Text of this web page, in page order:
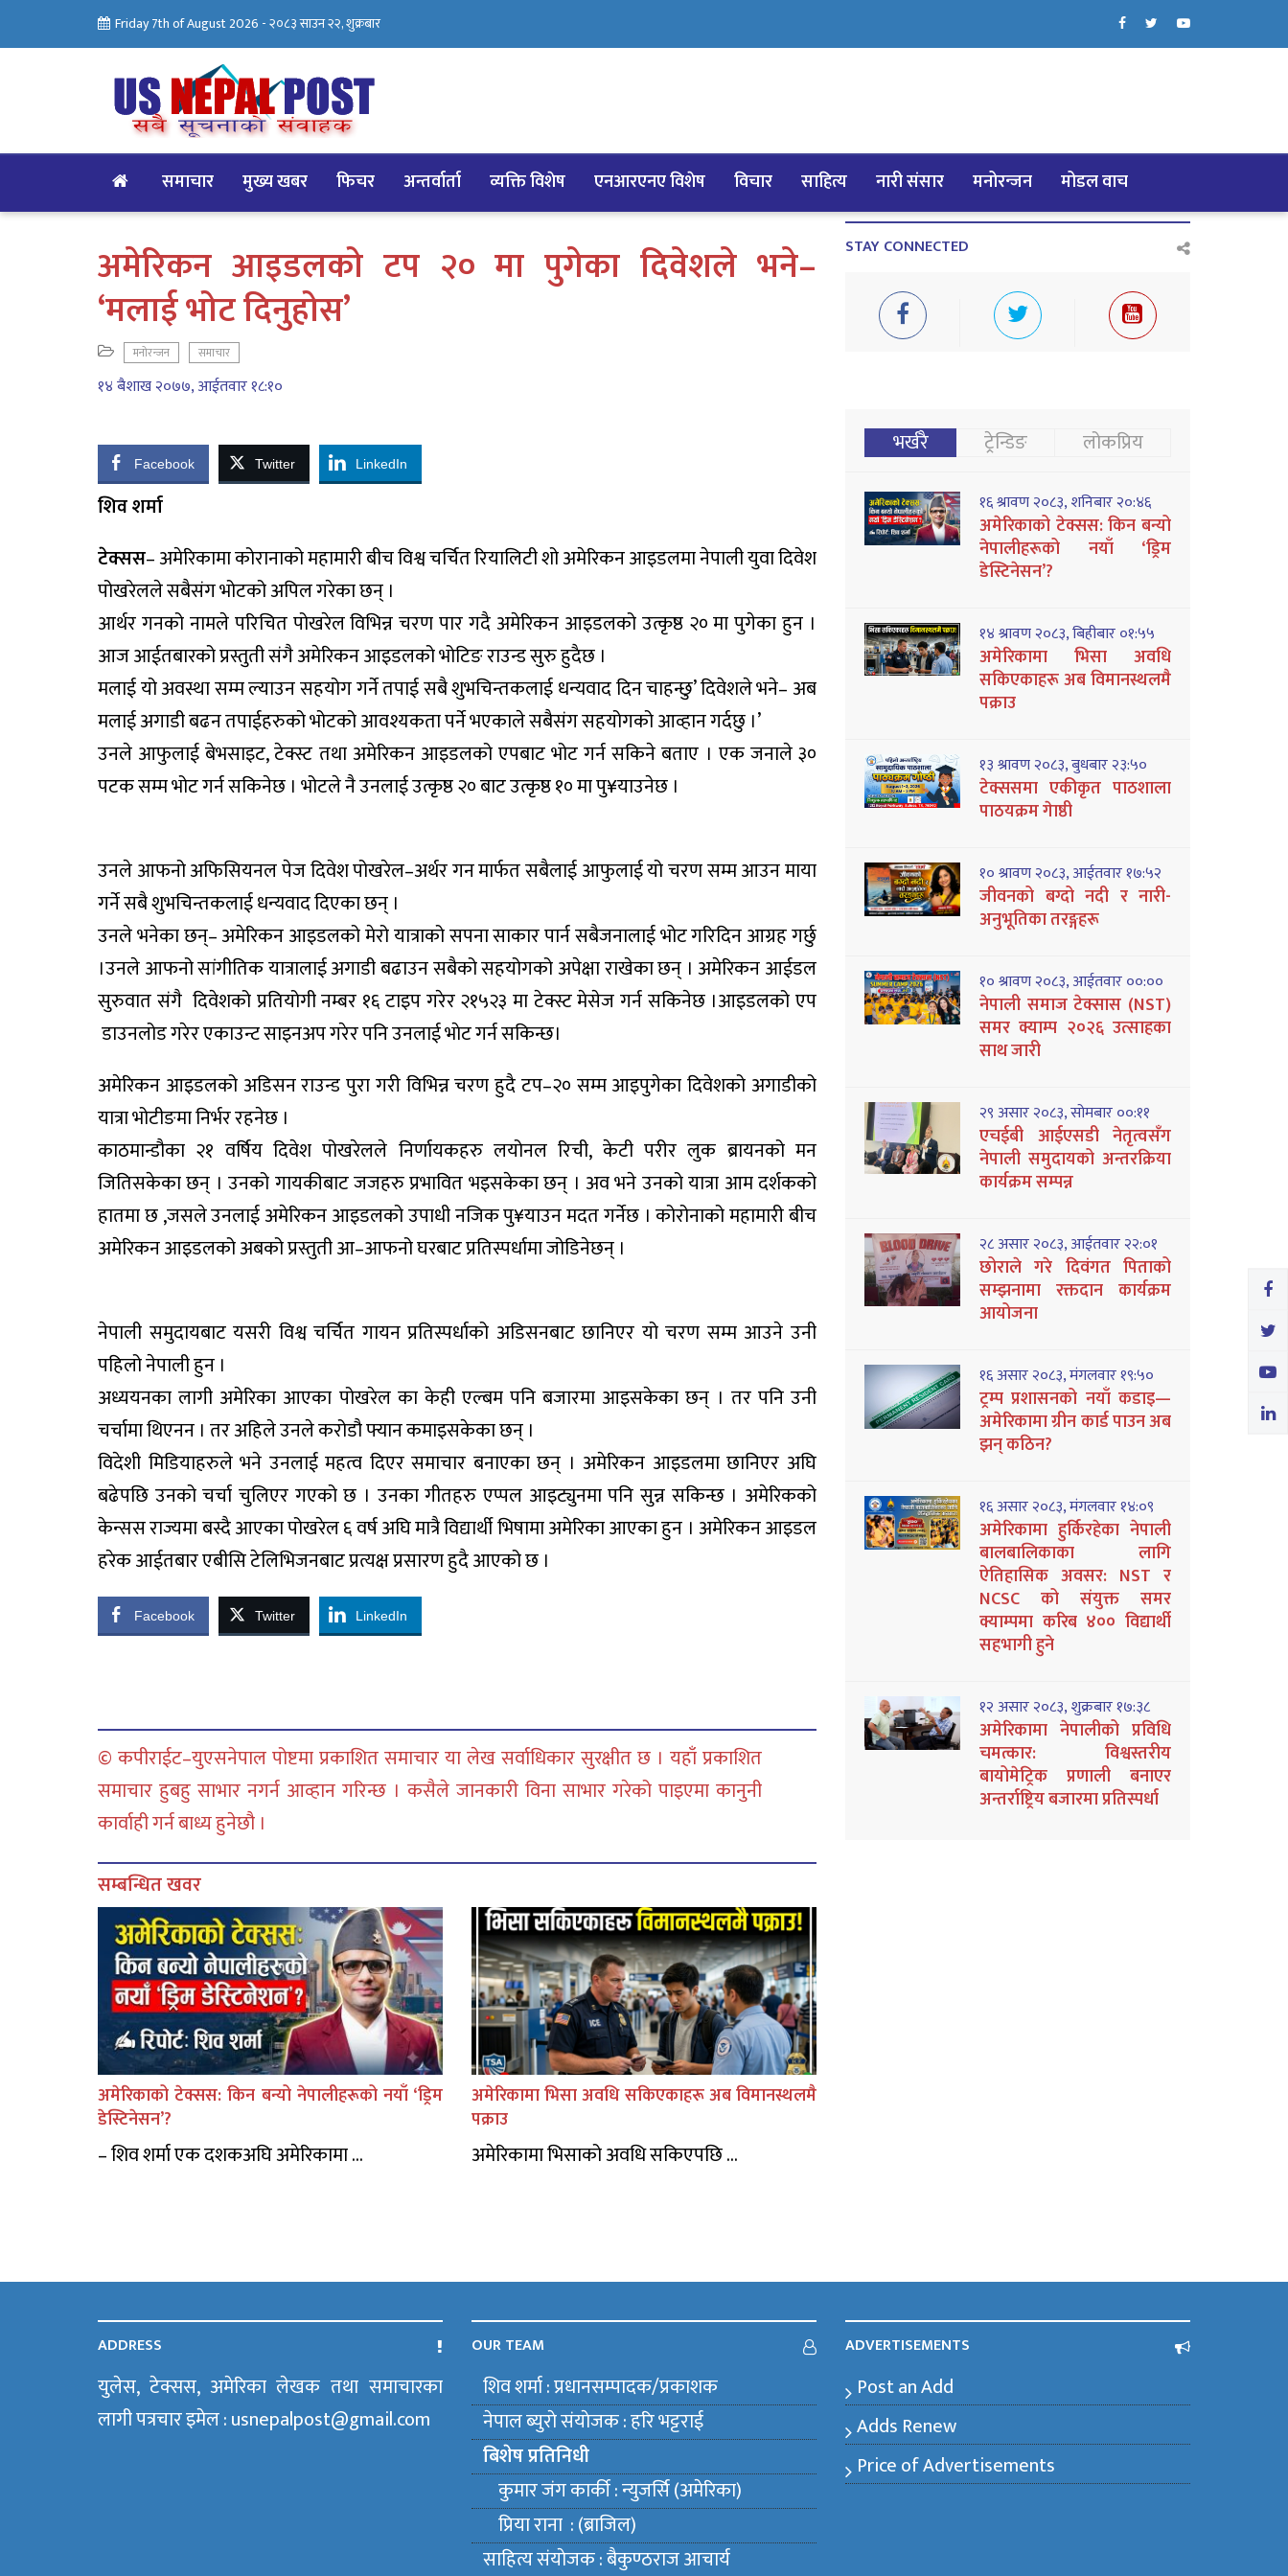
Friday 7th of August 2026 -२०८३ साउन २२, शुक्रबार
समाचार मुख्य खबर फिचर अन्तर्वार्ता व्यक्ति विशेष एनआरएनए विशेष विचार साहित्य नारी संसार मनोरन्जन मोडल वाच
अमेरिकन आइडलको टप २० मा पुगेका दिवेशले भने–
‘मलाई भोट दिनुहोस’
मनोरन्जन समाचार
१४ बैशाख २०७७, आईतवार १८:१०
Facebook Twitter LinkedIn
शिव शर्मा
टेक्सस– अमेरिकामा कोरानाको महामारी बीच विश्व चर्चित रियालिटी शो अमेरिकन आइडलमा नेपाली युवा दिवेश
पोखरेलले सबैसंग भोटको अपिल गरेका छन् ।
आर्थर गनको नामले परिचित पोखरेल विभिन्न चरण पार गदै अमेरिकन आइडलको उत्कृष्ठ २० मा पुगेका हुन ।
आज आईतबारको प्रस्तुती संगै अमेरिकन आइडलको भोटिङ राउन्ड सुरु हुदैछ ।
मलाई यो अवस्था सम्म ल्याउन सहयोग गर्ने तपाई सबै शुभचिन्तकलाई धन्यवाद दिन चाहन्छु’ दिवेशले भने– अब
मलाई अगाडी बढन तपाईहरुको भोटको आवश्यकता पर्ने भएकाले सबैसंग सहयोगको आव्हान गर्दछु ।’
उनले आफुलाई बेभसाइट, टेक्स्ट तथा अमेरिकन आइडलको एपबाट भोट गर्न सकिने बताए । एक जनाले ३०
पटक सम्म भोट गर्न सकिनेछ । भोटले नै उनलाई उत्कृष्ठ २० बाट उत्कृष्ठ १० मा पु¥याउनेछ ।
उनले आफनो अफिसियनल पेज दिवेश पोखरेल–अर्थर गन मार्फत सबैलाई आफुलाई यो चरण सम्म आउन माया
गर्ने सबै शुभचिन्तकलाई धन्यवाद दिएका छन् ।
उनले भनेका छन्– अमेरिकन आइडलको मेरो यात्राको सपना साकार पार्न सबैजनालाई भोट गरिदिन आग्रह गर्छु
।उनले आफनो सांगीतिक यात्रालाई अगाडी बढाउन सबैको सहयोगको अपेक्षा राखेका छन् । अमेरिकन आईडल
सुरुवात संगै दिवेशको प्रतियोगी नम्बर १६ टाइप गरेर २१५२३ मा टेक्स्ट मेसेज गर्न सकिनेछ ।आइडलको एप
डाउनलोड गरेर एकाउन्ट साइनअप गरेर पनि उनलाई भाेट गर्न सकिन्छ।
अमेरिकन आइडलको अडिसन राउन्ड पुरा गरी विभिन्न चरण हुदै टप–२० सम्म आइपुगेका दिवेशको अगाडीको
यात्रा भोटीङमा निर्भर रहनेछ ।
काठमान्डौका २१ वर्षिय दिवेश पोखरेलले निर्णायकहरु लयोनल रिची, केटी परीर लुक ब्रायनको मन
जितिसकेका छन् । उनको गायकीबाट जजहरु प्रभावित भइसकेका छन् । अव भने उनको यात्रा आम दर्शकको
हातमा छ ,जसले उनलाई अमेरिकन आइडलको उपाधी नजिक पु¥याउन मदत गर्नेछ । कोरोनाको महामारी बीच
अमेरिकन आइडलको अबको प्रस्तुती आ–आफनो घरबाट प्रतिस्पर्धामा जोडिनेछन् ।
नेपाली समुदायबाट यसरी विश्व चर्चित गायन प्रतिस्पर्धाको अडिसनबाट छानिएर यो चरण सम्म आउने उनी
पहिलो नेपाली हुन ।
अध्ययनका लागी अमेरिका आएका पोखरेल का केही एल्बम पनि बजारमा आइसकेका छन् । तर पनि उनी
चर्चामा थिएनन । तर अहिले उनले करोडौ फ्यान कमाइसकेका छन् ।
विदेशी मिडियाहरुले भने उनलाई महत्व दिएर समाचार बनाएका छन् । अमेरिकन आइडलमा छानिएर अघि
बढेपछि उनको चर्चा चुलिएर गएको छ । उनका गीतहरु एप्पल आइट्युनमा पनि सुन्न सकिन्छ । अमेरिकको
केन्सस राज्यमा बस्दै आएका पोखरेल ६ वर्ष अघि मात्रै विद्यार्थी भिषामा अमेरिका आएका हुन । अमेरिकन आइडल
हरेक आईतबार एबीसि टेलिभिजनबाट प्रत्यक्ष प्रसारण हुदै आएको छ ।
Facebook Twitter LinkedIn
© कपीराईट–युएसनेपाल पोष्टमा प्रकाशित समाचार या लेख सर्वाधिकार सुरक्षीत छ । यहाँ प्रकाशित
समाचार हुबहु साभार नगर्न आव्हान गरिन्छ । कसैले जानकारी विना साभार गरेको पाइएमा कानुनी
कार्वाही गर्न बाध्य हुनेछौ ।
सम्बन्धित खवर
अमेरिकाको टेक्सस: किन बन्यो नेपालीहरूको नयाँ ‘ड्रिम
डेस्टिनेसन’?
– शिव शर्मा एक दशकअघि अमेरिकामा ...
अमेरिकामा भिसा अवधि सकिएकाहरू अब विमानस्थलमै
पक्राउ
अमेरिकामा भिसाको अवधि सकिएपछि ...
STAY CONNECTED
भर्खरै ट्रेन्डिङ लोकप्रिय
१६ श्रावण २०८३, शनिबार २०:४६
अमेरिकाको टेक्सस: किन बन्यो
नेपालीहरूको नयाँ ‘ड्रिम
डेस्टिनेसन’?
१४ श्रावण २०८३, बिहीबार ०१:५५
अमेरिकामा भिसा अवधि
सकिएकाहरू अब विमानस्थलमै
पक्राउ
१३ श्रावण २०८३, बुधबार २३:५०
टेक्ससमा एकीकृत पाठशाला
पाठयक्रम गेाष्ठी
१० श्रावण २०८३, आईतवार १७:५२
जीवनको बग्दो नदी र नारी-
अनुभूतिका तरङ्गहरू
१० श्रावण २०८३, आईतवार ००:००
नेपाली समाज टेक्सास (NST)
समर क्याम्प २०२६ उत्साहका
साथ जारी
२९ असार २०८३, सोमबार ००:११
एचईबी आईएसडी नेतृत्वसँग
नेपाली समुदायको अन्तरक्रिया
कार्यक्रम सम्पन्न
२८ असार २०८३, आईतवार २२:०१
छोराले गरे दिवंगत पिताको
सम्झनामा रक्तदान कार्यक्रम
आयोजना
१६ असार २०८३, मंगलवार १९:५०
ट्रम्प प्रशासनको नयाँ कडाइ—
अमेरिकामा ग्रीन कार्ड पाउन अब
झन् कठिन?
१६ असार २०८३, मंगलवार १४:०९
अमेरिकामा हुर्किरहेका नेपाली
बालबालिकाका लागि
ऐतिहासिक अवसर: NST र
NCSC को संयुक्त समर
क्याम्पमा करिब ४०० विद्यार्थी
सहभागी हुने
१२ असार २०८३, शुक्रबार १७:३८
अमेरिकामा नेपालीको प्रविधि
चमत्कार: विश्वस्तरीय
बायोमेट्रिक प्रणाली बनाएर
अन्तर्राष्ट्रिय बजारमा प्रतिस्पर्धा
ADDRESS
युलेस, टेक्सस, अमेरिका लेखक तथा समाचारका
लागी पत्रचार इमेल : usnepalpost@gmail.com
OUR TEAM
शिव शर्मा : प्रधानसम्पादक/प्रकाशक
नेपाल ब्युराे संयाेजक : हरि भट्टराई
बिशेष प्रतिनिधी
कुमार जंग कार्की : न्युजर्सि (अमेरिका)
प्रिया राना : (ब्राजिल)
साहित्य संयाेजक : बैकुण्ठराज आचार्य
ADVERTISEMENTS
Post an Add
Adds Renew
Price of Advertisements